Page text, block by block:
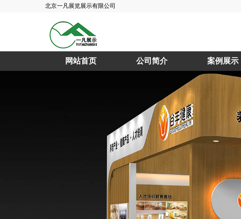
北京一凡展览展示有限公司
网站首页 公司简介 案例展示